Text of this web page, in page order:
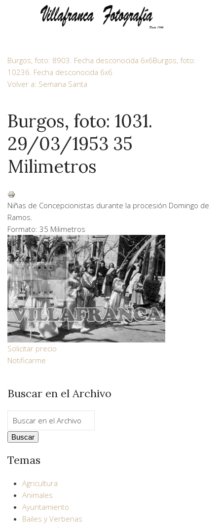
Burgos, foto: 8903. Fecha desconocida 6x6Burgos, foto:
10236. Fecha desconocida 6x6
Volver a: Semana Santa
Burgos, foto: 1031.
29/03/1953 35
Milimetros
Niñas de Concepcionistas durante la procesión Domingo de
Ramos.
Formato: 35 Milimetros
Solicitar precio
Notificarme
Buscar en el Archivo
Temas
Agricultura
Animales
Ayuntamiento
Bailes y Verbenas